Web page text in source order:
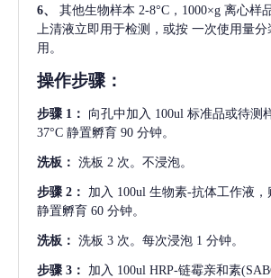
6、 其他生物样本 2-8°C，1000×g 离心样
上清液立即用于检测，或按 一次使用量分
用。
操作步骤：
步骤 1： 向孔中加入 100ul 标准品或待测
37°C 静置孵育 90 分钟。
洗板： 洗板 2 次。不浸泡。
步骤 2： 加入 100ul 生物素-抗体工作液，
静置孵育 60 分钟。
洗板： 洗板 3 次。每次浸泡 1 分钟。
步骤 3： 加入 100ul HRP-链霉亲和素